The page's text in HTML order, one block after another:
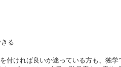
る
付ければ良いか迷っている方も、独